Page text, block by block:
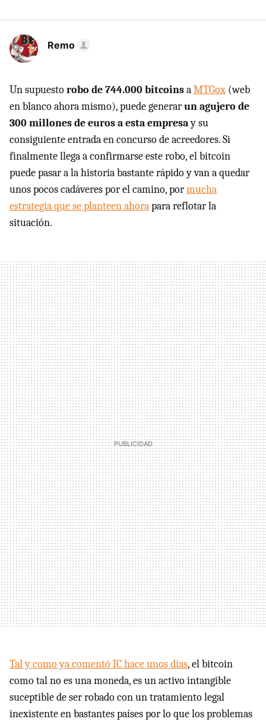
Remo
Un supuestorobo de 744.000 bitcoinsaMTGox (web
en blanco ahora mismo), puede generarun agujero de
300 millones de euros a esta empresay su
consiguiente entrada en concurso de acreedores. Si
finalmente llega a confirmarse este robo, el bitcoin
puede pasar a la historia bastante rápido y van a quedar
unos pocos cadáveres por el camino, pormucha
estrategia que se planteen ahorapara reflotar la
situación.
Tal y como ya comentó IC hace unos días, el bitcoin
como tal no es una moneda, es un activo intangible
suceptible de ser robado con un tratamiento legal
inexistente en bastantes países por lo que los problemas